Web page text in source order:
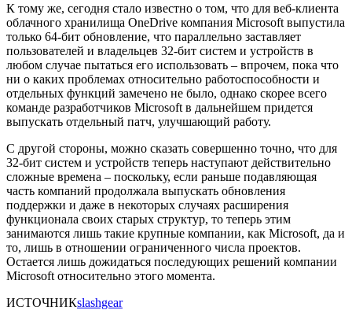
К тому же, сегодня стало известно о том, что для веб-клиента
облачного хранилища OneDrive компания Microsoft выпустила
только 64-бит обновление, что параллельно заставляет
пользователей и владельцев 32-бит систем и устройств в
любом случае пытаться его использовать – впрочем, пока что
ни о каких проблемах относительно работоспособности и
отдельных функций замечено не было, однако скорее всего
команде разработчиков Microsoft в дальнейшем придется
выпускать отдельный патч, улучшающий работу.
С другой стороны, можно сказать совершенно точно, что для
32-бит систем и устройств теперь наступают действительно
сложные времена – поскольку, если раньше подавляющая
часть компаний продолжала выпускать обновления
поддержки и даже в некоторых случаях расширения
функционала своих старых структур, то теперь этим
занимаются лишь такие крупные компании, как Microsoft, да и
то, лишь в отношении ограниченного числа проектов.
Остается лишь дожидаться последующих решений компании
Microsoft относительно этого момента.
ИСТОЧНИКslashgear